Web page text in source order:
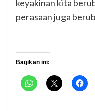
keyakinan kita
perasaan juga
Bagikan ini: